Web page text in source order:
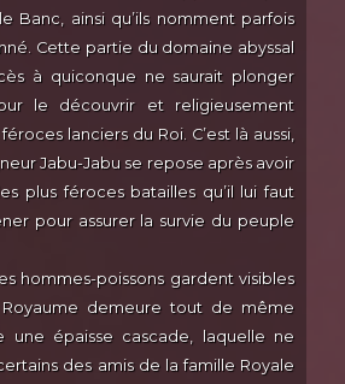
Banc, ainsi qu’ils nomment parfois
Cette partie du domaine abyssal
à quiconque ne saurait plonger
le découvrir et religieusement
lanciers du Roi. C’est là aussi,
Jabu-Jabu se repose après avoir
plus féroces batailles qu’il lui faut
pour assurer la survie du peuple
hommes-poissons gardent visibles
demeure tout de même
une épaisse cascade, laquelle ne
des amis de la famille Royale